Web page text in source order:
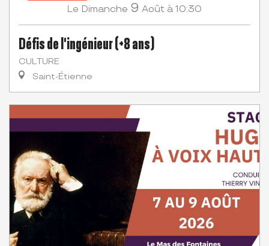
Le Dimanche 9 Août à 10:30
Défis de l'ingénieur (+8 ans)
CULTURE
Saint-Étienne